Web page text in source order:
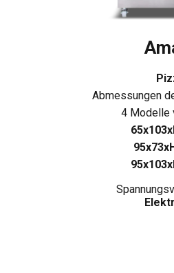
Abmessungen
4 Modelle